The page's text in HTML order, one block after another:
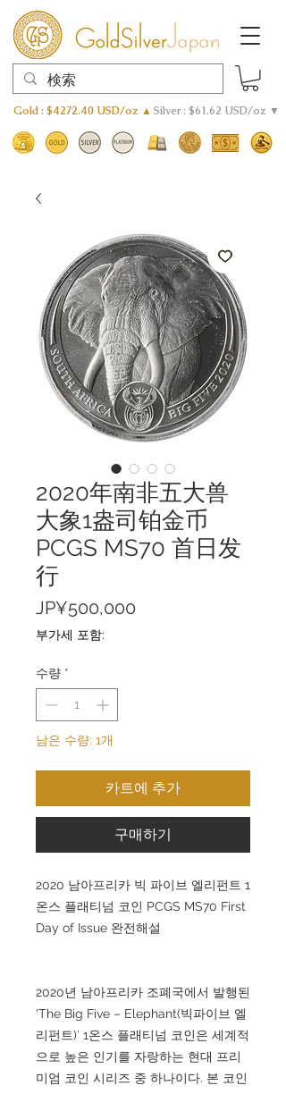
Gold : $4272.40 USD/oz ▲ Silver : $61.62 USD/oz ▼
2020年南非五大兽
大象1盎司铂金币
PCGS MS70 首日发
行
JP¥500,000
부가세 포함:
수량 *
남은 수량: 1개
카트에 추가
구매하기
2020 남아프리카 빅 파이브 엘리펀트 1
온스 플래티넘 코인 PCGS MS70 First
Day of Issue 완전해설
2020년 남아프리카 조폐국에서 발행된
‘The Big Five – Elephant(빅파이브 엘
리펀트)’ 1온스 플래티넘 코인은 세계적
으로 높은 인기를 자랑하는 현대 프리
미엄 코인 시리즈 중 하나이다. 본 코인